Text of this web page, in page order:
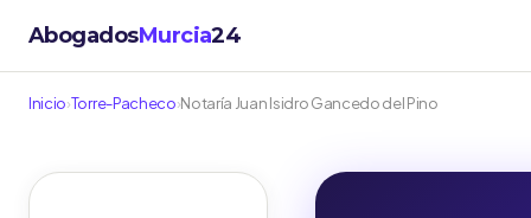
AbogadosMurcia24
Inicio›Torre-Pacheco›Notaría Juan Isidro Gancedo del Pino